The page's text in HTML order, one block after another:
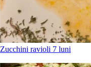
Zucchini ravioli 7 luni